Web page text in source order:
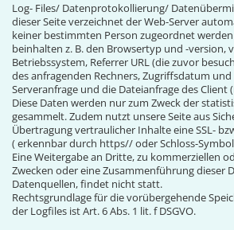
Log- Files/ Datenprotokollierung/
dieser Seite verzeichnet der Web-Server
keiner bestimmten Person zugeordnet
beinhalten z. B. den Browsertyp und -version,
Betriebssystem, Referrer URL (die zuvor
des anfragenden Rechners, Zugriffsdatum
Serveranfrage und die Dateianfrage des Client
Diese Daten werden nur zum Zweck der
gesammelt. Zudem nutzt unsere Seite aus
Übertragung vertraulicher Inhalte eine SSL-
( erkennbar durch https// oder Schloss-
Eine Weitergabe an Dritte, zu kommerziellen
Zwecken oder eine Zusammenführung dieser
Datenquellen, findet nicht statt.
Rechtsgrundlage für die vorübergehende
der Logfiles ist Art. 6 Abs. 1 lit. f DSGVO.